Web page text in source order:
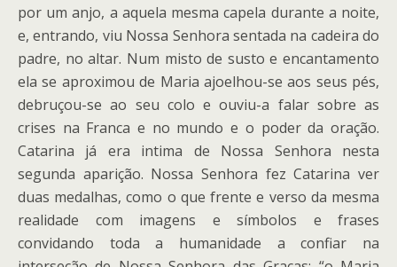
por um anjo, a aquela mesma capela durante a noite,
e, entrando, viu Nossa Senhora sentada na cadeira do
padre, no altar. Num misto de susto e encantamento
ela se aproximou de Maria ajoelhou-se aos seus pés,
debruçou-se ao seu colo e ouviu-a falar sobre as
crises na Franca e no mundo e o poder da oração.
Catarina já era intima de Nossa Senhora nesta
segunda aparição. Nossa Senhora fez Catarina ver
duas medalhas, como o que frente e verso da mesma
realidade com imagens e símbolos e frases
convidando toda a humanidade a confiar na